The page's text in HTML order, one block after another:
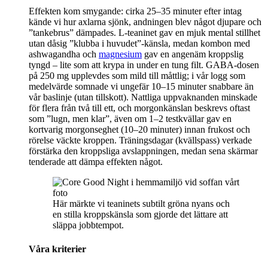
Effekten kom smygande: cirka 25–35 minuter efter intag
kände vi hur axlarna sjönk, andningen blev något djupare och
”tankebrus” dämpades. L-teaninet gav en mjuk mental stillhet
utan dåsig ”klubba i huvudet”-känsla, medan kombon med
ashwagandha och magnesium gav en angenäm kroppslig
tyngd – lite som att krypa in under en tung filt. GABA-dosen
på 250 mg upplevdes som mild till måttlig; i vår logg som
medelvärde somnade vi ungefär 10–15 minuter snabbare än
vår baslinje (utan tillskott). Nattliga uppvaknanden minskade
för flera från två till ett, och morgonkänslan beskrevs oftast
som ”lugn, men klar”, även om 1–2 testkvällar gav en
kortvarig morgonseghet (10–20 minuter) innan frukost och
rörelse väckte kroppen. Träningsdagar (kvällspass) verkade
förstärka den kroppsliga avslappningen, medan sena skärmar
tenderade att dämpa effekten något.
Här märkte vi teaninets subtilt gröna nyans och
en stilla kroppskänsla som gjorde det lättare att
släppa jobbtempot.
Våra kriterier